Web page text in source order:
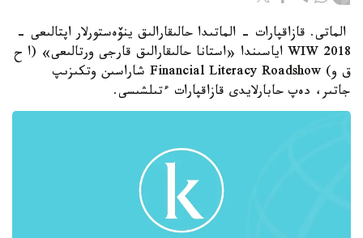
الماتى. قازاقپارات - الماتىدا حالىقارالىق ينۆەستورلار اپتالىعى -
WIW 2018 اياسىندا «استانا حالىقارالىق قارجى ورتالىعى» (ا ح
ق و) Financial Literacy Roadshow شاراسىن وتكىزىپ
جاتىر، دەپ حابارلايدى قازاقپارات ءتىلشىسى.